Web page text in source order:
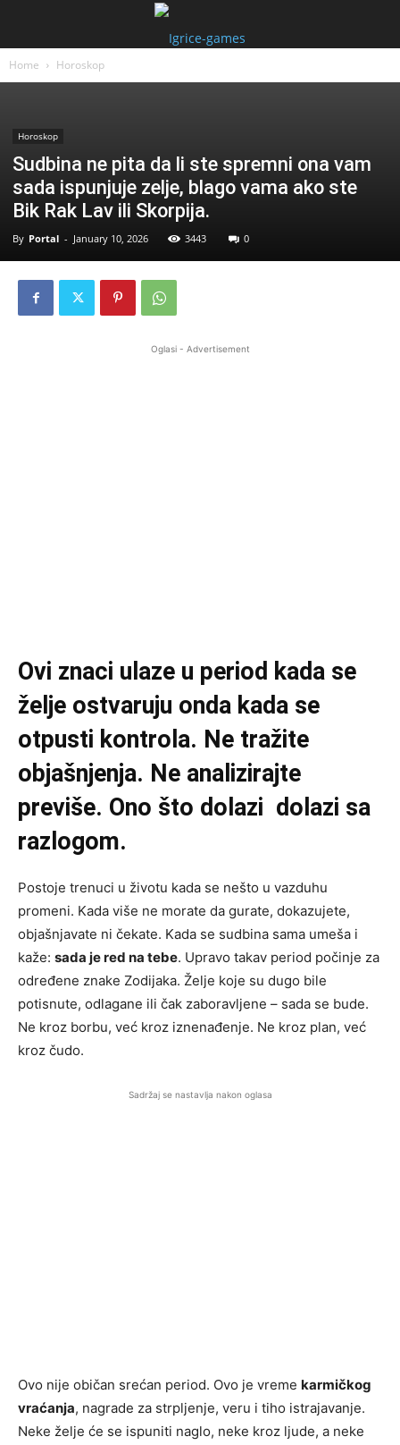
Home Horoskop
Horoskop
Sudbina ne pita da li ste spremni ona vam
sada ispunjuje zelje, blago vama ako ste
Bik Rak Lav ili Skorpija.
By Portal - January 10, 2026 3443 0
Oglasi - Advertisement
Ovi znaci ulaze u period kada se
želje ostvaruju onda kada se
otpusti kontrola. Ne tražite
objašnjenja. Ne analizirajte
previše. Ono što dolazi dolazi sa
razlogom.
Postoje trenuci u životu kada se nešto u vazduhu
promeni. Kada više ne morate da gurate, dokazujete,
objašnjavate ni čekate. Kada se sudbina sama umeša i
kaže: sada je red na tebe. Upravo takav period počinje za
određene znake Zodijaka. Želje koje su dugo bile
potisnute, odlagane ili čak zaboravljene – sada se bude.
Ne kroz borbu, već kroz iznenađenje. Ne kroz plan, već
kroz čudo.
Sadržaj se nastavlja nakon oglasa
Ovo nije običan srećan period. Ovo je vreme karmičkog
vraćanja, nagrade za strpljenje, veru i tiho istrajavanje.
Neke želje će se ispuniti naglo, neke kroz ljude, a neke